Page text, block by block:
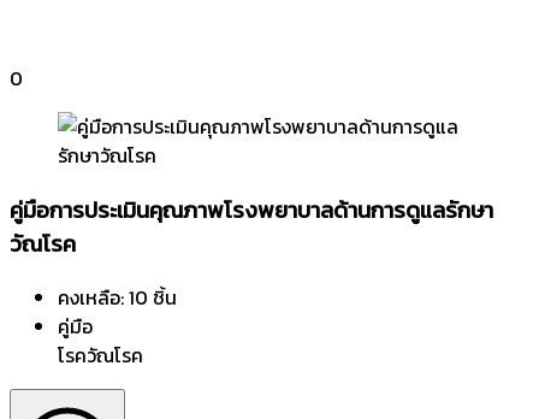
0
คู่มือการประเมินคุณภาพโรงพยาบาลด้านการดูแลรักษา
วัณโรค
คงเหลือ: 10 ชิ้น
คู่มือ
โรควัณโรค